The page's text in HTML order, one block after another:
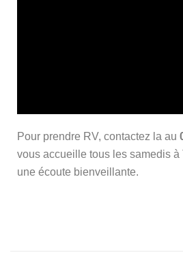
Pour prendre RV, contactez la au
vous accueille tous les samedis à
une écoute bienveillante.